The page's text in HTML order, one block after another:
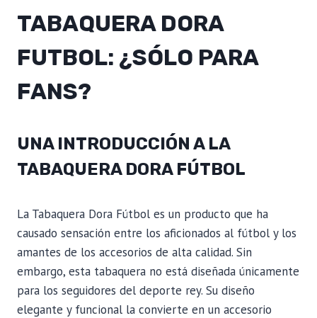
TABAQUERA DORA
FUTBOL: ¿SÓLO PARA
FANS?
UNA INTRODUCCIÓN A LA
TABAQUERA DORA FÚTBOL
La Tabaquera Dora Fútbol es un producto que ha
causado sensación entre los aficionados al fútbol y los
amantes de los accesorios de alta calidad. Sin
embargo, esta tabaquera no está diseñada únicamente
para los seguidores del deporte rey. Su diseño
elegante y funcional la convierte en un accesorio